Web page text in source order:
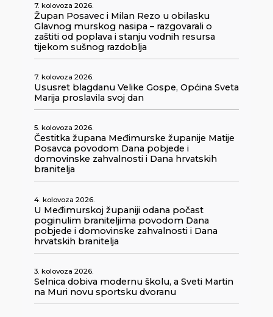
7. kolovoza 2026.
Župan Posavec i Milan Rezo u obilasku
Glavnog murskog nasipa – razgovarali o
zaštiti od poplava i stanju vodnih resursa
tijekom sušnog razdoblja
7. kolovoza 2026.
Ususret blagdanu Velike Gospe, Općina Sveta
Marija proslavila svoj dan
5. kolovoza 2026.
Čestitka župana Međimurske županije Matije
Posavca povodom Dana pobjede i
domovinske zahvalnosti i Dana hrvatskih
branitelja
4. kolovoza 2026.
U Međimurskoj županiji odana počast
poginulim braniteljima povodom Dana
pobjede i domovinske zahvalnosti i Dana
hrvatskih branitelja
3. kolovoza 2026.
Selnica dobiva modernu školu, a Sveti Martin
na Muri novu sportsku dvoranu